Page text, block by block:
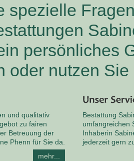
spezielle
persönliches
oder nutzen
und qualitativ
zu fairen
Betreuung der
Phenn für Sie da.
mehr...
Bestattung
umfangreichen
Inhaberin
jederzeit gern